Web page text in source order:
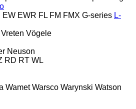
EW EWR FL FM FMX G-series L-
Vreten Vögele
Neuson
RD RT WL
Wamet Warsco Warynski Watson